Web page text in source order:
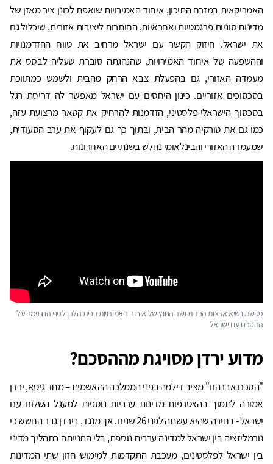
האמריקאית במזרח התיכון, איחוד האמירויות שואפת לכונן ציר מאזן של
מדינות סוניות פרגמטיות ואחראיות, החותרות ליציבות אזורית, שיכלול גם
את ישראל. חיזוק הקשר עם ישראל מרחיב את טווח ההזדמנויות
וההשפעה של איחוד האמירויות, שהנהגתה סוברת שעליה לבסס את
מעמדה האזורי, גם בהפעלת צבא הרחק מהבית ולשמש כמתווכת
בסכסוכים אזוריים. כינון היחסים עם ישראל מאפשר לה דריסת רגל
בסכסוך הישראלי-פלסטיני, הזדמנות להרחיק את קטאר מרצועת עזה,
כמו גם את טורקיה מהר הבית, ובתוך כך גם לעקוף את ערב הסעודית,
שמעמדה האזורי והבינלאומי נחלש בשנתיים האחרונות.
פגישת נשיא ארצות הברית ושר החוץ של איחוד האמירויות בבית הלבן לפני החתימה על
ההסכם עם ישראל
מדוע ירדן מסויגת מההסכם?
"הסכם אברהם" מציב דילמה בפני הממלכה ההאשמית – מחד גיסא, ירדן
אמורה לתמוך בהצטרפות מדינות ערביות נוספות למעגל השלום עם
ישראל - בחירה שהיא עשתה לפני 26 שנים. אך מנגד, בירדן גבר החשש כי
נורמליזציה בין ישראל למדינה ערבית נוספת, בלי התנייתה בתהליך מדיני
בין ישראל לפלסטינים, מעכבת התקדמות למימוש חזון שתי המדינות